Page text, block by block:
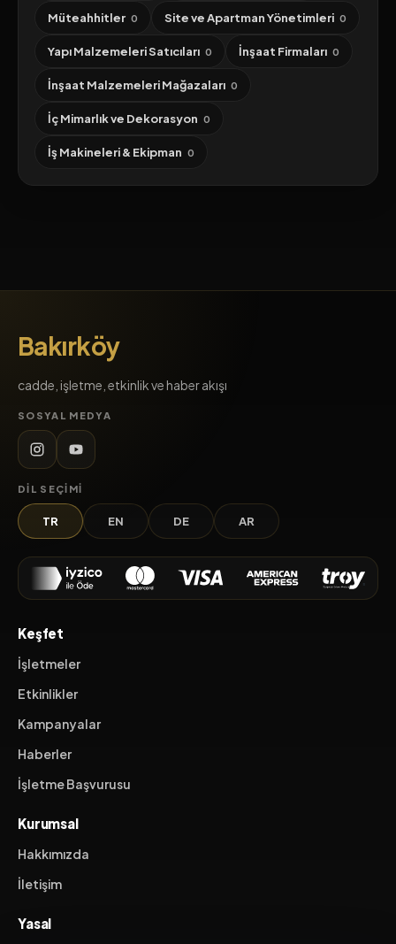
Müteahhitler 0 Site ve Apartman Yönetimleri 0
Yapı Malzemeleri Satıcıları 0 İnşaat Firmaları 0
İnşaat Malzemeleri Mağazaları 0
İç Mimarlık ve Dekorasyon 0
İş Makineleri & Ekipman 0
Bakırköy
cadde, işletme, etkinlik ve haber akışı
SOSYAL MEDYA
DIL SEÇIMI
TR EN DE AR
Keşfet
İşletmeler
Etkinlikler
Kampanyalar
Haberler
İşletme Başvurusu
Kurumsal
Hakkımızda
İletişim
Yasal